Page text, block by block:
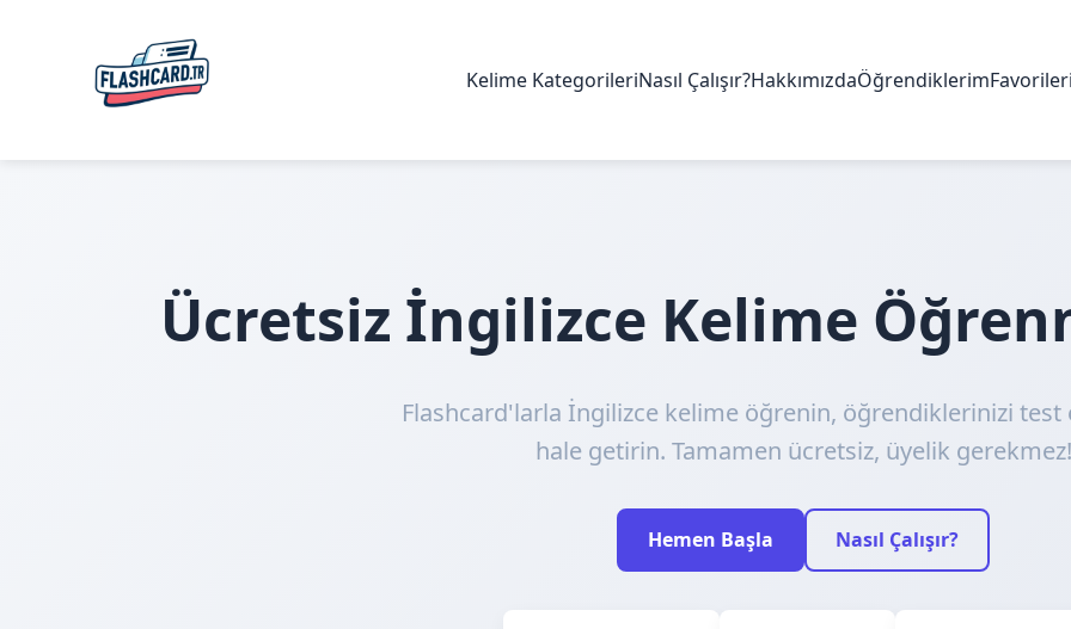
Kelime KategorileriNasıl Çalışır?HakkımızdaÖğrendiklerim
Ücretsiz İngilizce Kelime
Flashcard'larla İngilizce kelime öğrenin, öğrendiklerinizi test
hale getirin. Tamamen ücretsiz, üyelik gerekmez!
Hemen Başla Nasıl Çalışır?